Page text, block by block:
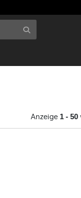
Anzeige 1 - 50